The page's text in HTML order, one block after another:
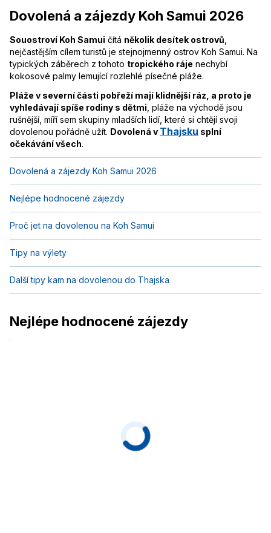
Dovolená a zájezdy Koh Samui 2026
Souostroví Koh Samui čítá několik desítek ostrovů
nejčastějším cílem turistů je stejnojmenný ostrov Koh Samui. Na
typických záběrech z tohoto tropického ráje nechybí
kokosové palmy lemující rozlehlé písečné pláže.
Pláže v severní části pobřeží mají klidnější ráz, a proto je
vyhledávají spíše rodiny s dětmi , pláže na východě jsou
rušnější, míří sem skupiny mladších lidí, které si chtějí svoji
dovolenou pořádně užít. Dovolená v Thajsku splní
očekávání všech.
Dovolená a zájezdy Koh Samui 2026
Nejlépe hodnocené zájezdy
Proč jet na dovolenou na Koh Samui
Tipy na výlety
Další tipy kam na dovolenou do Thajska
Nejlépe hodnocené zájezdy